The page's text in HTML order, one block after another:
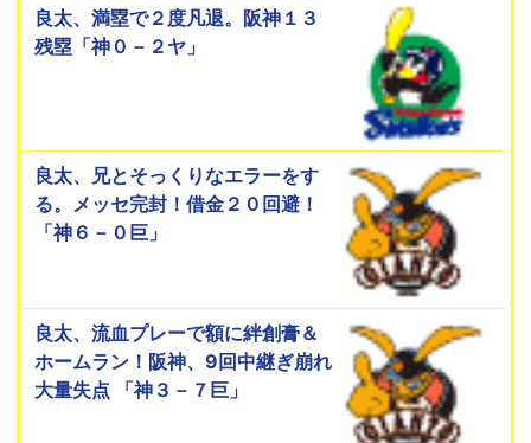
良太、満塁で２度凡退。阪神１３
残塁「神０－２ヤ」
良太、兄とそっくりなエラーをす
る。メッセ完封！借金２０回避！
「神６－０巨」
良太、流血プレーで額に絆創膏＆
ホームラン！阪神、9回中継ぎ崩れ
大量失点 「神３－７巨」